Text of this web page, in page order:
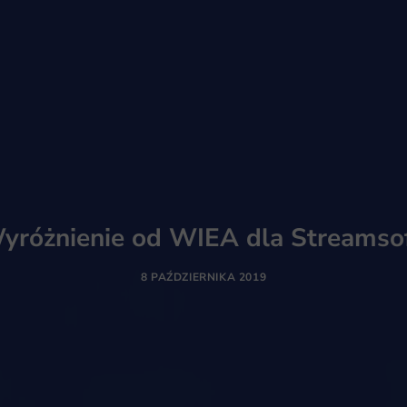
od WIEA dla
8 PAŹDZIERNIKA 2019